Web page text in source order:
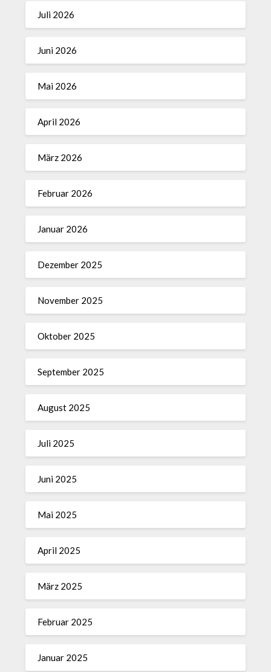
Juli 2026
Juni 2026
Mai 2026
April 2026
März 2026
Februar 2026
Januar 2026
Dezember 2025
November 2025
Oktober 2025
September 2025
August 2025
Juli 2025
Juni 2025
Mai 2025
April 2025
März 2025
Februar 2025
Januar 2025